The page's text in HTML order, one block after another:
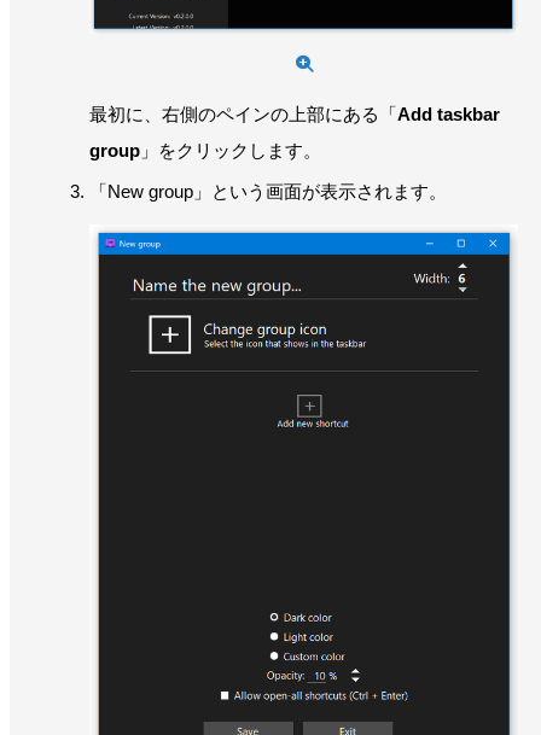
最初に、右側のペインの上部にある「Add taskbar
group 」をクリックします。
「New group」という画面が表示されます。